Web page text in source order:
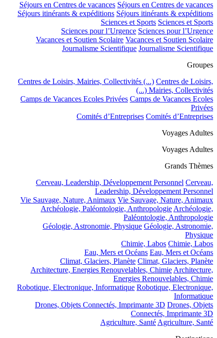
Séjours en Centres de vacances Séjours en Centres de vacances
Séjours itinérants & expéditions Séjours itinérants & expéditions
Sciences et Sports Sciences et Sports
Sciences pour l’Urgence Sciences pour l’Urgence
Vacances et Soutien Scolaire Vacances et Soutien Scolaire
Journalisme Scientifique Journalisme Scientifique
Groupes
Centres de Loisirs, Mairies, Collectivités (...) Centres de Loisirs,
Mairies, Collectivités (...)
Camps de Vacances Ecoles Privées Camps de Vacances Ecoles
Privées
Comités d’Entreprises Comités d’Entreprises
Voyages Adultes
Voyages Adultes
Grands Thèmes
Cerveau, Leadership, Développement Personnel Cerveau,
Leadership, Développement Personnel
Vie Sauvage, Nature, Animaux Vie Sauvage, Nature, Animaux
Archéologie, Paléontologie, AnthropologieArchéologie,
Paléontologie, Anthropologie
Géologie, Astronomie, Physique Géologie, Astronomie,
Physique
Chimie, Labos Chimie, Labos
Eau, Mers et Océans Eau, Mers et Océans
Climat, Glaciers, Planète Climat, Glaciers, Planète
Architecture, Energies Renouvelables, ChimieArchitecture,
Energies Renouvelables, Chimie
Robotique, Electronique, Informatique Robotique, Electronique,
Informatique
Drones, Objets Connectés, Imprimante 3D Drones, Objets
Connectés, Imprimante 3D
Agriculture, SantéAgriculture, Santé